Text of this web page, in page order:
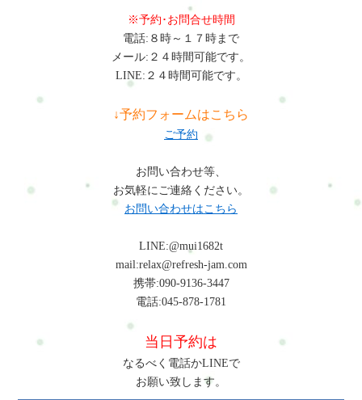
※予約･お問合せ時間
電話:８時～１７時まで
メール:２４時間可能です。
LINE:２４時間可能です。
↓予約フォームはこちら
ご予約
お問い合わせ等、
お気軽にご連絡ください。
お問い合わせはこちら
LINE:@mui1682t
mail:relax@refresh-jam.com
携帯:090-9136-3447
電話:045-878-1781
当日予約は
なるべく電話かLINEで
お願い致します。